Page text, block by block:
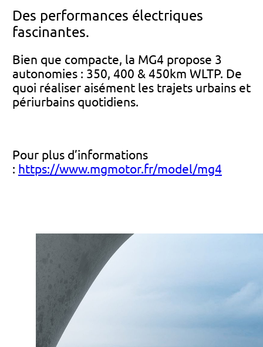
Des performances électriques
fascinantes.
Bien que compacte, la MG4 propose 3
autonomies : 350, 400 & 450km WLTP. De
quoi réaliser aisément les trajets urbains et
périurbains quotidiens.
Pour plus d’informations
: https://www.mgmotor.fr/model/mg4